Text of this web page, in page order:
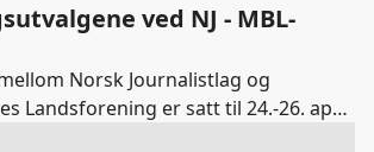
ved NJ - MBL-
Norsk Journalistlag og
Landsforening er satt til 24.-26. april.
er som følger: